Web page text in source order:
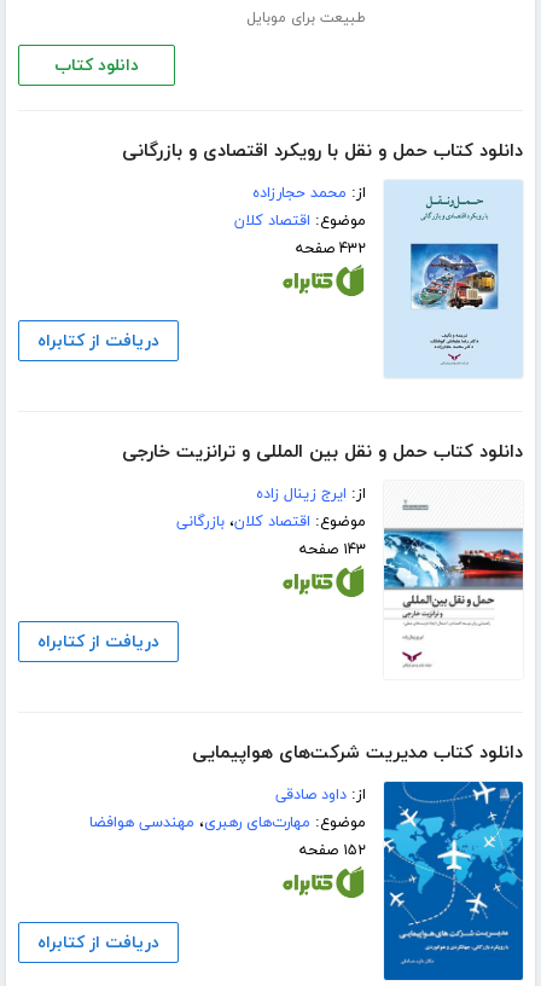
طبیعت برای موبایل
دانلود کتاب
دانلود کتاب حمل و نقل با رویکرد اقتصادی و بازرگانی
از: محمد حجارزاده
موضوع: اقتصاد کلان
۴۳۲ صفحه
دریافت از کتابراه
دانلود کتاب حمل و نقل بین المللی و ترانزیت خارجی
از: ایرج زینال زاده
موضوع: اقتصاد کلان،بازرگانی
۱۴۳ صفحه
دریافت از کتابراه
دانلود کتاب مدیریت شرکت‌های هواپیمایی
از:داود صادقی
موضوع: مهارت‌های رهبری، مهندسی هوافضا
۱۵۲ صفحه
دریافت از کتابراه